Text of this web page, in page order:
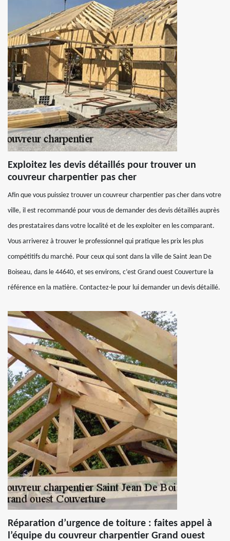
Exploitez les devis détaillés pour trouver un
couvreur charpentier pas cher
Afin que vous puissiez trouver un couvreur charpentier pas cher dans votre
ville, il est recommandé pour vous de demander des devis détaillés auprès
des prestataires dans votre localité et de les exploiter en les comparant.
Vous arriverez à trouver le professionnel qui pratique les prix les plus
compétitifs du marché. Pour ceux qui sont dans la ville de Saint Jean De
Boiseau, dans le 44640, et ses environs, c’est Grand ouest Couverture la
référence en la matière. Contactez-le pour lui demander un devis détaillé.
Réparation d’urgence de toiture : faites appel à
l’équipe du couvreur charpentier Grand ouest